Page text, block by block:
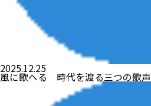
2025.12.25
風に歌へる 時代を渡る三つの歌声